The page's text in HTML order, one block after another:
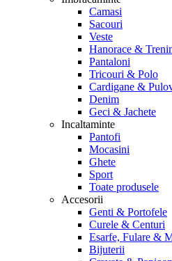
Camasi
Sacouri
Veste
Hanorace &
Pantaloni
Tricouri & Polo
Cardigane &
Denim
Geci & Jachete
Incaltaminte
Pantofi
Mocasini
Ghete
Sport
Toate produsele
Accesorii
Genti & Portofele
Curele & Centuri
Esarfe, Fulare &
Bijuterii